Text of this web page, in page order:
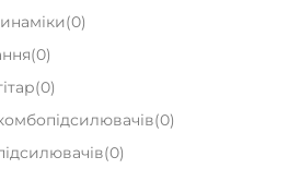
(0)
(0)
(0)
(0)
(0)